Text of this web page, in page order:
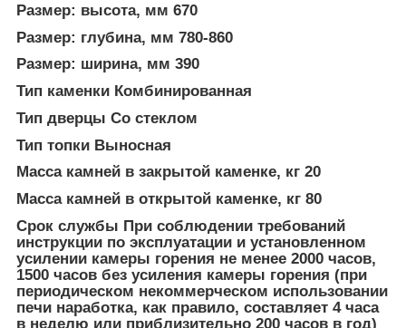
Размер: высота, мм 670
Размер: глубина, мм 780-860
Размер: ширина, мм 390
Тип каменки Комбинированная
Тип дверцы Со стеклом
Тип топки Выносная
Масса камней в закрытой каменке, кг 20
Масса камней в открытой каменке, кг 80
Срок службы При соблюдении требований
инструкции по эксплуатации и установленном
усилении камеры горения не менее 2000 часов,
1500 часов без усиления камеры горения (при
периодическом некоммерческом использовании
печи наработка, как правило, составляет 4 часа
в неделю или приблизительно 200 часов в год)